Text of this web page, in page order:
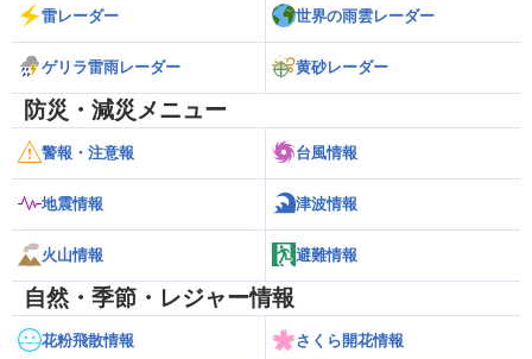
雷レーダー 世界の雨雲レーダー
ゲリラ雷雨レーダー 黄砂レーダー
防災・減災メニュー
警報・注意報 台風情報
地震情報 津波情報
火山情報 避難情報
自然・季節・レジャー情報
花粉飛散情報 さくら開花情報